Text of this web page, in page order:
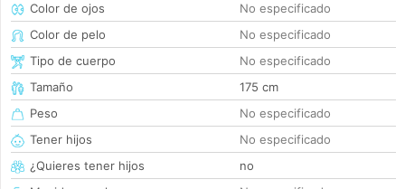
Color de ojos
No especificado
Color de pelo
No especificado
Tipo de cuerpo
No especificado
Tamaño
175 cm
Peso
No especificado
Tener hijos
No especificado
¿Quieres tener hijos
no